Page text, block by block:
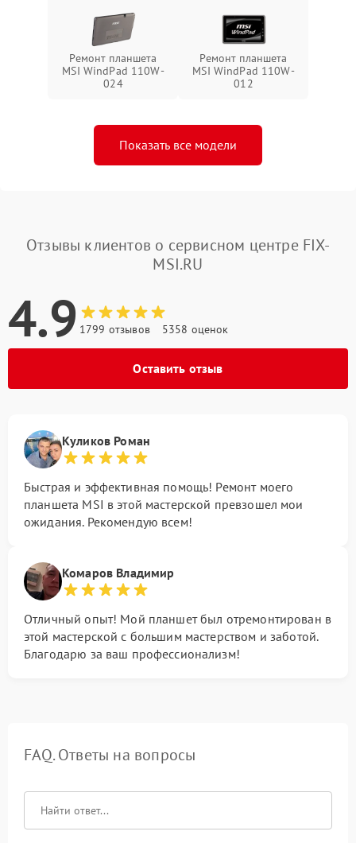
Ремонт планшета
MSI WindPad 110W-
024
Ремонт планшета
MSI WindPad 110W-
012
Показать все модели
Отзывы клиентов о сервисном центре FIX-
MSI.RU
4.9 1799 отзывов 5358 оценок
Оставить отзыв
Куликов Роман
Быстрая и эффективная помощь! Ремонт моего
планшета MSI в этой мастерской превзошел мои
ожидания. Рекомендую всем!
Комаров Владимир
Отличный опыт! Мой планшет был отремонтирован в
этой мастерской с большим мастерством и заботой.
Благодарю за ваш профессионализм!
FAQ. Ответы на вопросы